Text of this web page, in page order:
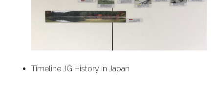
Timeline JG History in Japan